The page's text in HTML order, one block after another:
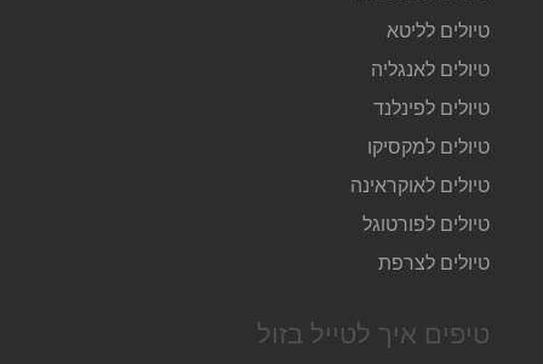
טיולים לליטא
טיולים לאנגליה
טיולים לפינלנד
טיולים למקסיקו
טיולים לאוקראינה
טיולים לפורטוגל
טיולים לצרפת
טיפים איך לטייל בזול